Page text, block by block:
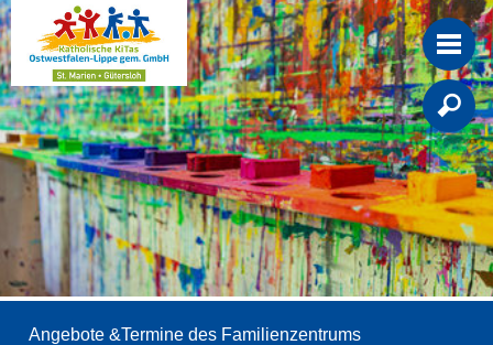

Angebote &Termine des Familienzentrums